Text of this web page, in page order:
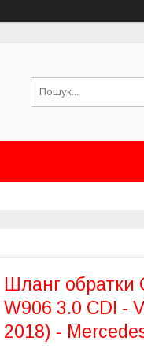
Шланг обратки
W906 3.0 CDI -
2018) -